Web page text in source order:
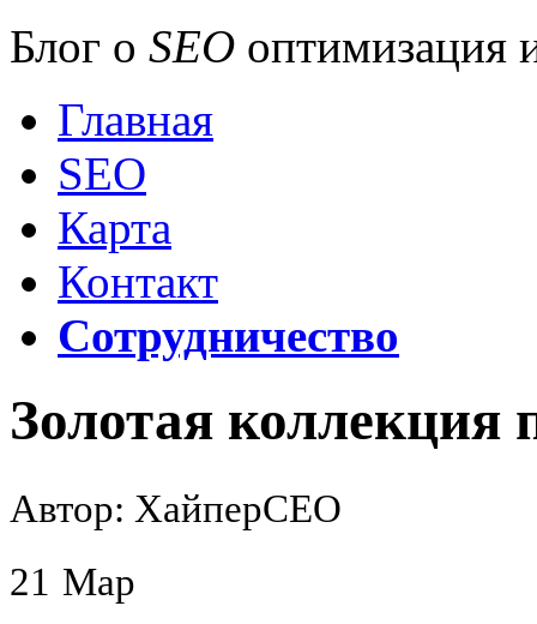
Блог о SEO оптимизация
Главная
SEO
Карта
Контакт
Сотрудничество
Золотая коллекция
Автор: ХайперСЕО
21 Мар